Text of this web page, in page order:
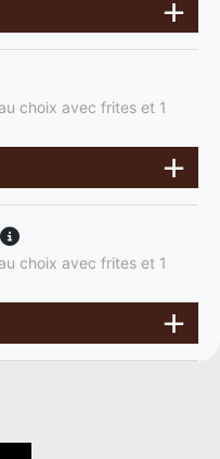
choix avec frites et 1
choix avec frites et 1